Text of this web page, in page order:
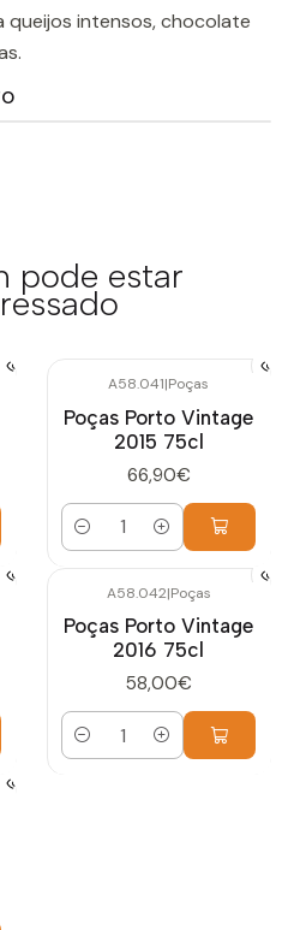
queijos intensos, chocolate
pode estar
A58.041|Poças
Poças Porto Vintage
2015 75cl
66,90€
Quantidade
A58.042|Poças
Poças Porto Vintage
2016 75cl
58,00€
Quantidade